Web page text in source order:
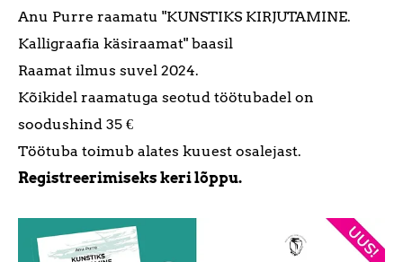
Anu Purre raamatu "KUNSTIKS KIRJUTAMINE.
Kalligraafia käsiraamat" baasil
Raamat ilmus suvel 2024.
Kõikidel raamatuga seotud töötubadel on
soodushind 35 €
Töötuba toimub alates kuuest osalejast.
Registreerimiseks keri lõppu.